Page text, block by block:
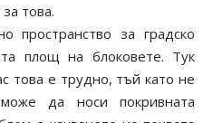
това.
пространство за градско
площ на блоковете. Тук
това е трудно, тъй като не
да носи покривната